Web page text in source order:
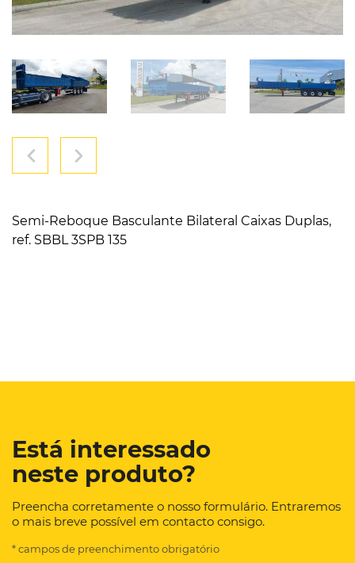
Semi-Reboque Basculante Bilateral Caixas Duplas,
ref. SBBL 3SPB 135
Está interessado
neste produto?
Preencha corretamente o nosso formulário. Entraremos
o mais breve possível em contacto consigo.
* campos de preenchimento obrigatório